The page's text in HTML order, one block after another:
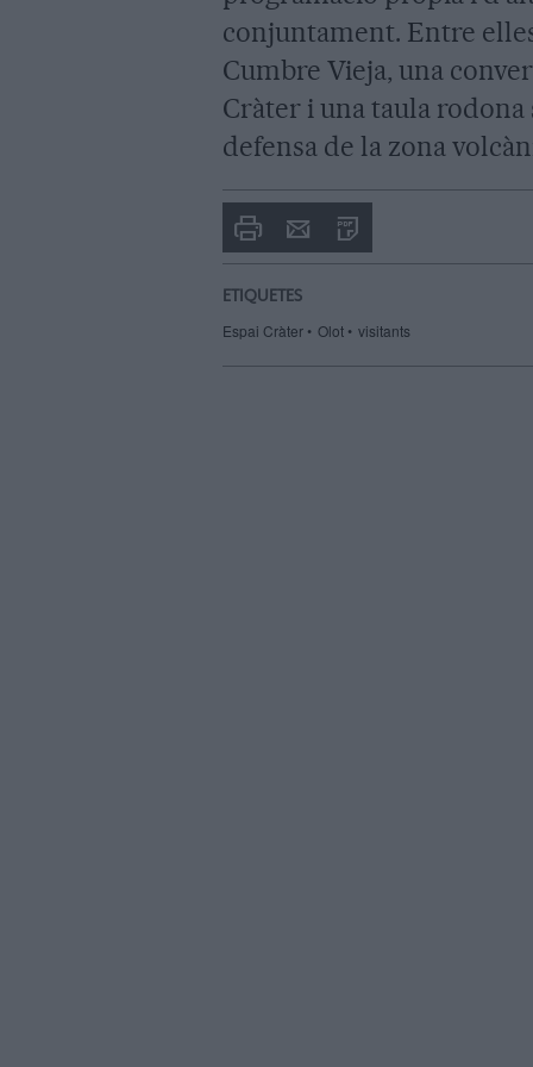
conjuntament. Entre
Cumbre Vieja, una
Cràter i una taula
defensa de la zona
Envia
un
ETIQUETES
Espai Cràter Olot visitants